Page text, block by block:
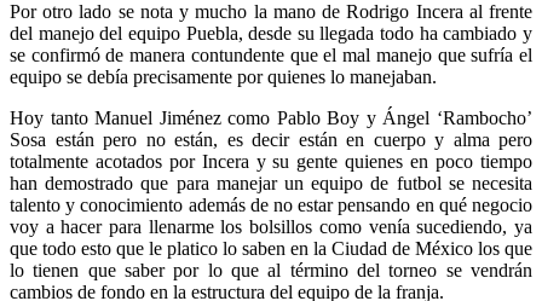
Por otro lado se nota y mucho la mano de Rodrigo Incera al frente
del manejo del equipo Puebla, desde su llegada todo ha cambiado y
se confirmó de manera contundente que el mal manejo que sufría el
equipo se debía precisamente por quienes lo manejaban.
Hoy tanto Manuel Jiménez como Pablo Boy y Ángel ‘Rambocho’
Sosa están pero no están, es decir están en cuerpo y alma pero
totalmente acotados por Incera y su gente quienes en poco tiempo
han demostrado que para manejar un equipo de futbol se necesita
talento y conocimiento además de no estar pensando en qué negocio
voy a hacer para llenarme los bolsillos como venía sucediendo, ya
que todo esto que le platico lo saben en la Ciudad de México los que
lo tienen que saber por lo que al término del torneo se vendrán
cambios de fondo en la estructura del equipo de la franja.